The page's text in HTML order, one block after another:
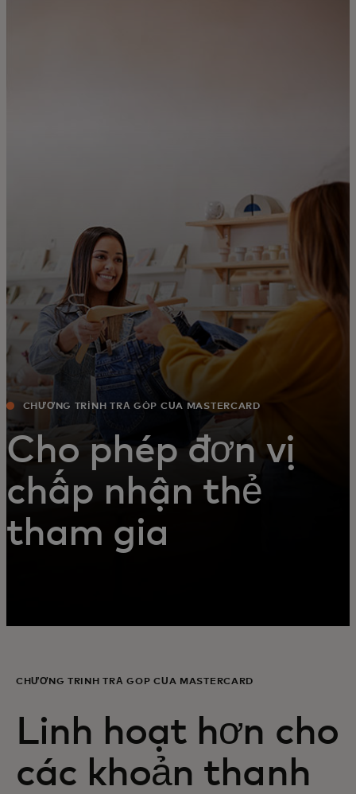
Tin tức và xu hướng
CHƯƠNG TRÌNH TRẢ GÓP CỦA MASTERCARD
Cho phép đơn vị
chấp nhận thẻ
tham gia
CHƯƠNG TRÌNH TRẢ GÓP CỦA MASTERCARD
Linh hoạt hơn cho
các khoản thanh